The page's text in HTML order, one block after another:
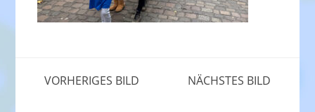
VORHERIGES BILD NÄCHSTES BILD